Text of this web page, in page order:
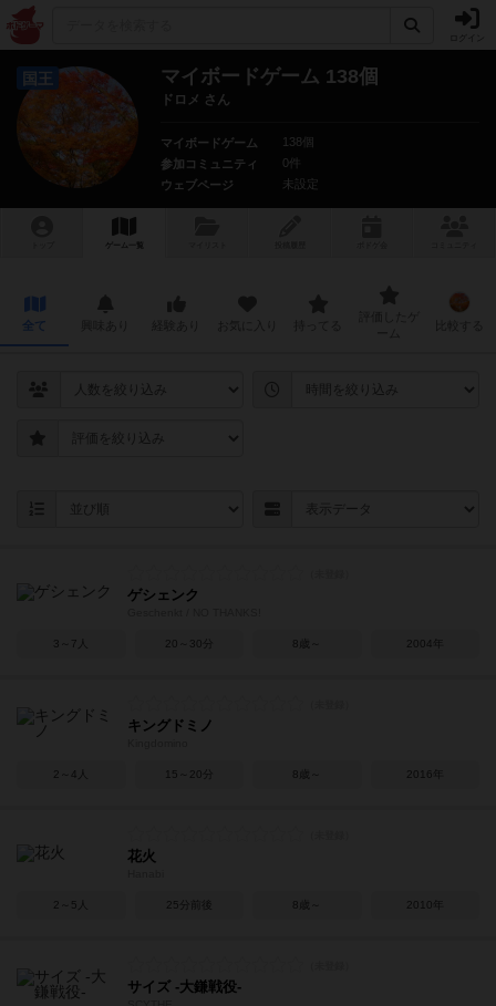
国王 マイボードゲーム 138個
ドロメ さん
マイボードゲーム
138個
参加コミュニティ
0件
ウェブページ
未設定
ゲーム一覧
全て
ゲシェンク
3～7人 20～30分 8歳～ 2004年
キングドミノ
2～4人 15～20分 8歳～ 2016年
花火
2～5人 25分前後 8歳～ 2010年
サイズ -大鎌戦役-